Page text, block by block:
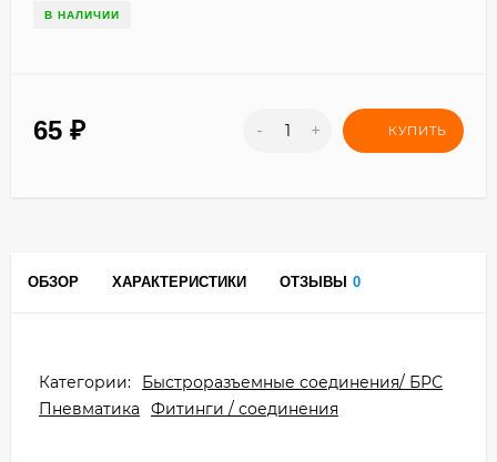
В НАЛИЧИИ
65 ₽ - + КУПИТЬ
ОБЗОР ХАРАКТЕРИСТИКИ ОТЗЫВЫ 0
Категории:
Быстроразъемные соединения/ БРС
Пневматика
Фитинги / соединения